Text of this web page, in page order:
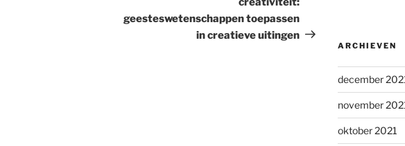
geesteswetenschappen toepassen
in creatieve uitingen
ARCHIEVEN
december
november
oktober 2021